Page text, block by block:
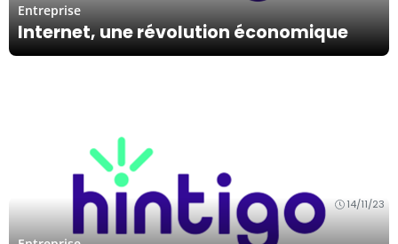
Internet, une révolution économique
Entreprise
14/11/23